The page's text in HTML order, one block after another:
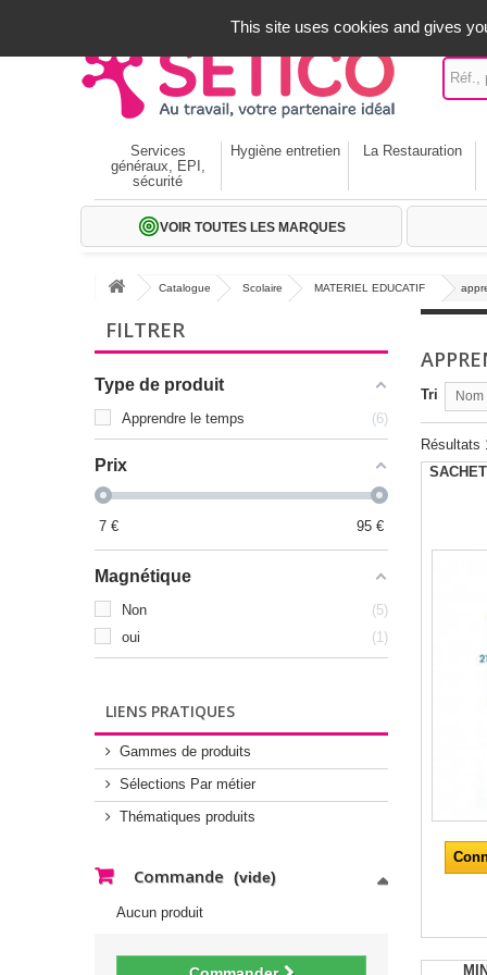
Services
généraux, EPI,
sécurité
Hygiène entretien La Restauration
VOIR TOUTES LES MARQUES
Catalogue Scolaire MATERIEL EDUCATIF
FILTRER
Type de produit
Apprendre le temps 6
Prix
7 € 95 €
Magnétique
Non
5
oui
1
LIENS PRATIQUES
Gammes de produits
Sélections Par métier
Thématiques produits
Commande (vide)
Aucun produit
Tri
Résultats
This site uses cookies and gives